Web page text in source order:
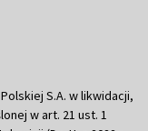
S.A. w likwidacji,
w art. 21 ust. 1